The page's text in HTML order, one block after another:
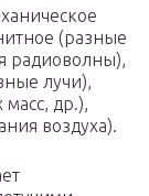
(разные
радиоволны),
лучи),
др.),
воздуха).